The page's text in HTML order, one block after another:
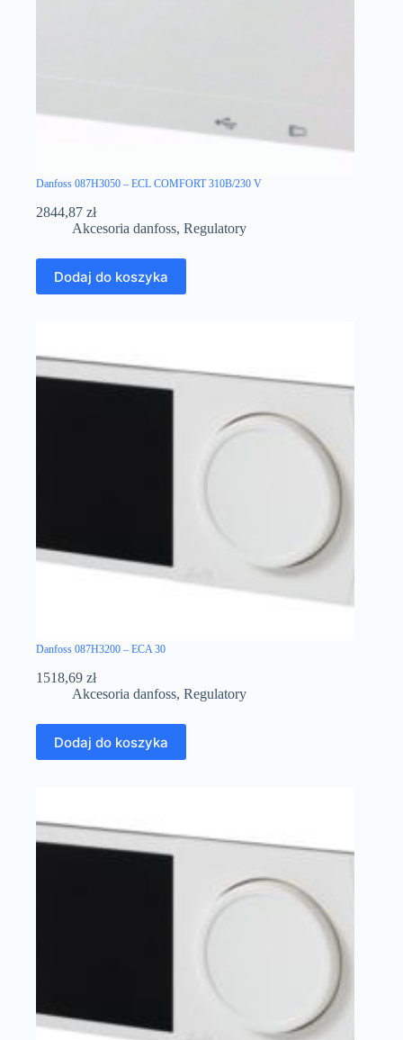
Danfoss 087H3050 – ECL COMFORT 310B/230 V
2844,87 zł
Akcesoria danfoss, Regulatory
Dodaj do koszyka
Danfoss 087H3200 – ECA 30
1518,69 zł
Akcesoria danfoss, Regulatory
Dodaj do koszyka